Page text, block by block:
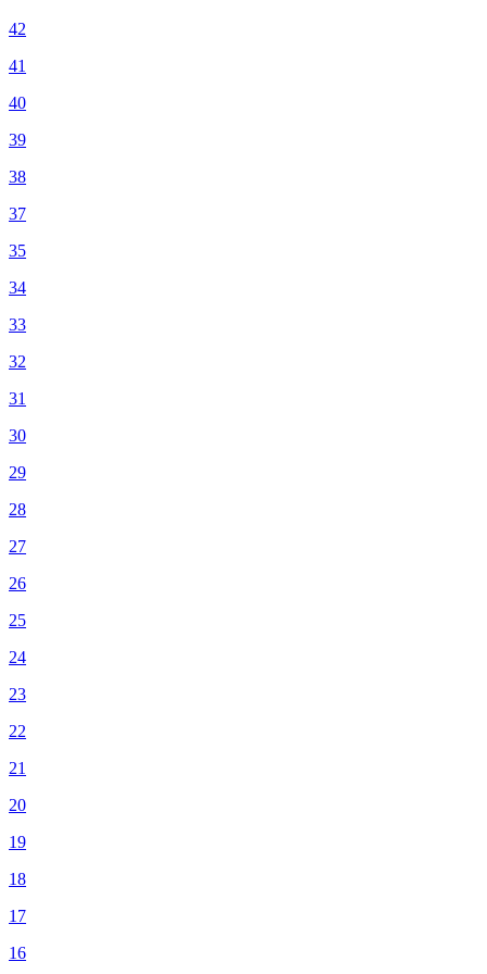
42
41
40
39
38
37
35
34
33
32
31
30
29
28
27
26
25
24
23
22
21
20
19
18
17
16